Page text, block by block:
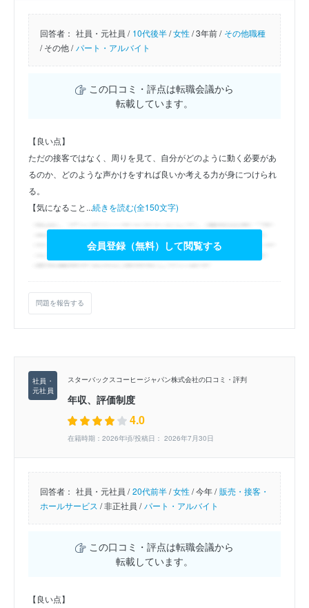
回答者： 社員・元社員 / 10代後半/女性/3年前 / その他職種
/その他 / パート・アルバイト
この口コミ・評点は転職会議から
転載しています。
【良い点】
ただの接客ではなく、周りを見て、自分がどのように動く必要があ
るのか、どのような声かけをすれば良いか考える力が身につけられ
る。
【気になること...続きを読む(全150文字)
会員登録（無料）して閲覧する
問題を報告する
スターバックスコーヒージャパン株式会社の口コミ・評判
年収、評価制度
4.0
在籍時期：2026年頃/投稿日： 2026年7月30日
回答者： 社員・元社員 / 20代前半/女性/今年 / 販売・接客・
ホールサービス /非正社員 / パート・アルバイト
この口コミ・評点は転職会議から
転載しています。
【良い点】